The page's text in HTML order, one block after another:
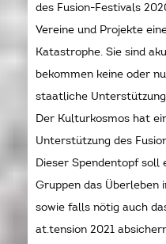
des Fusion-Festivals
Vereine und Projekte
Katastrophe. Sie sind
bekommen keine oder
staatliche
Der Kulturkosmos hat
Unterstützung des
Dieser Spendentopf soll
Gruppen das Überleben
sowie falls nötig auch
at.tension 2021